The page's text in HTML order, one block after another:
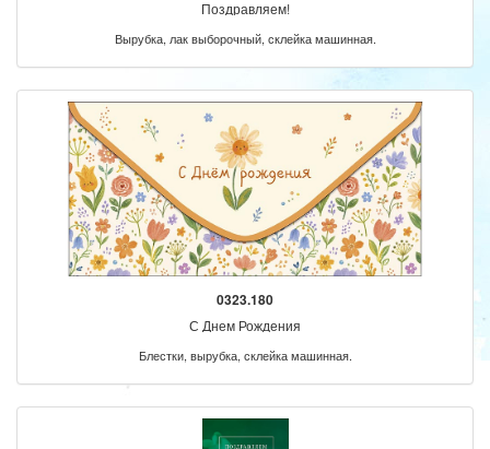
Поздравляем!
Вырубка, лак выборочный, склейка машинная.
0323.180
С Днем Рождения
Блестки, вырубка, склейка машинная.